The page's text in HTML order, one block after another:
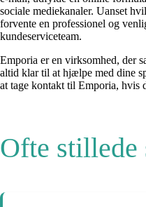
sociale mediekanaler. Uanset
forvente en professionel og
kundeserviceteam.
Emporia er en virksomhed, der
altid klar til at hjælpe med dine
at tage kontakt til Emporia, hvis
Ofte stillede